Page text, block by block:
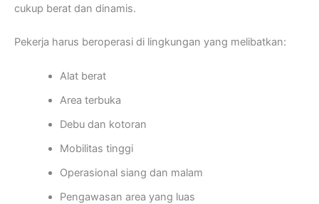
cukup berat dan dinamis.
Pekerja harus beroperasi di lingkungan yang melibatkan:
Alat berat
Area terbuka
Debu dan kotoran
Mobilitas tinggi
Operasional siang dan malam
Pengawasan area yang luas